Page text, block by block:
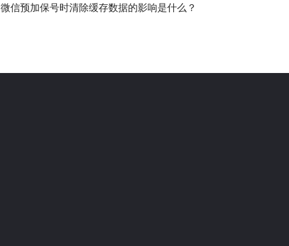
微信预加保号时清除缓存数据的影响是什么？